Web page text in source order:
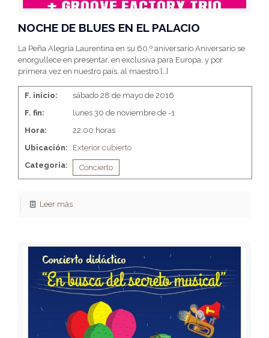
NOCHE DE BLUES EN EL PALACIO
La Peña Alegría Laurentina en su 60.º aniversario Aniversario se
enorgullece en presentar, en exclusiva para Europa, y por
primera vez en nuestro país, al maestro […]
F. inicio:
sábado 28 de mayo de 2016
F. fin:
lunes 30 de noviembre de -1
Hora:
22:00 horas
Ubicación:
Exterior cubierto
Categoria:
Concierto
Leer más